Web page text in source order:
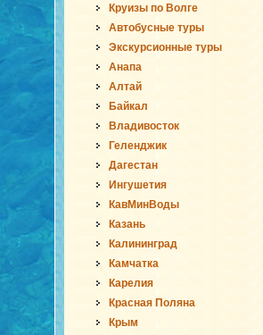
Круизы по Волге
Автобусные туры
Экскурсионные туры
Анапа
Алтай
Байкал
Владивосток
Геленджик
Дагестан
Ингушетия
КавМинВоды
Казань
Калининград
Камчатка
Карелия
Красная Поляна
Крым